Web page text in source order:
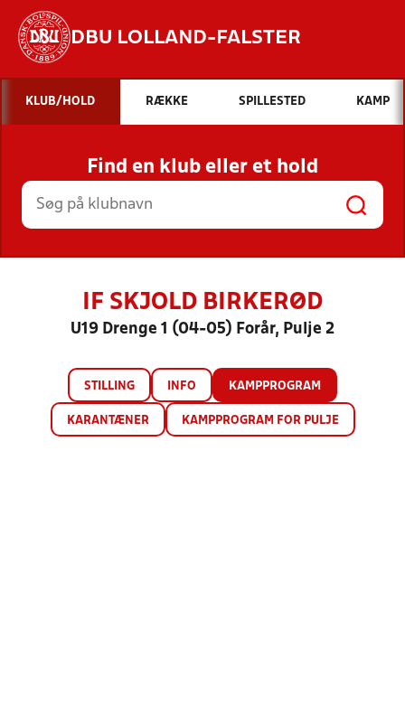
DBU LOLLAND-FALSTER
Hvad vil du søge efter?
INDHOLD OG NYHEDER
STILLINGER, RESULTATER, KLUBBER OG
HOLD
KLUB/HOLD RÆKKE SPILLESTED KAMP
Find en klub eller et hold
IF SKJOLD BIRKERØD
U19 Drenge 1 (04-05) Forår, Pulje 2
STILLING INFO KAMPPROGRAM
KARANTÆNER KAMPPROGRAM FOR PULJE